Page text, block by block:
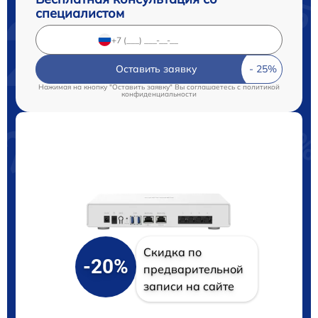
специалистом
Оставить заявку
Нажимая на кнопку "Оставить заявку" Вы соглашаетесь cполитикой
конфиденциальности
-20%
Скидка по
предварительной
записи на сайте